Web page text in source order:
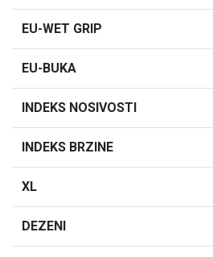
EU-WET GRIP
EU-BUKA
INDEKS NOSIVOSTI
INDEKS BRZINE
XL
DEZENI